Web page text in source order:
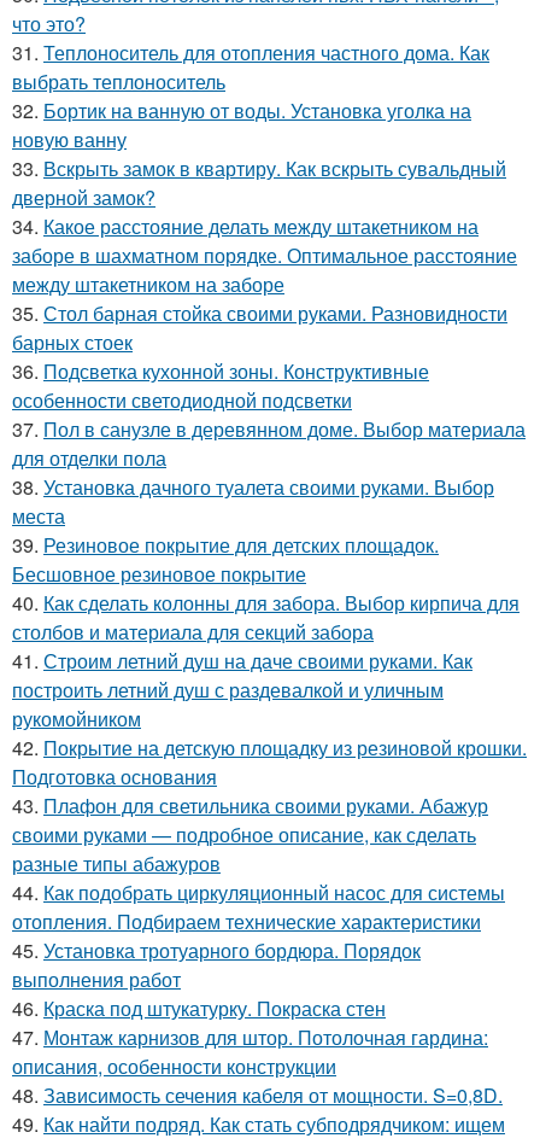
что это?
31. Теплоноситель для отопления частного дома. Как
выбрать теплоноситель
32. Бортик на ванную от воды. Установка уголка на
новую ванну
33. Вскрыть замок в квартиру. Как вскрыть сувальдный
дверной замок?
34. Какое расстояние делать между штакетником на
заборе в шахматном порядке. Оптимальное расстояние
между штакетником на заборе
35. Стол барная стойка своими руками. Разновидности
барных стоек
36. Подсветка кухонной зоны. Конструктивные
особенности светодиодной подсветки
37. Пол в санузле в деревянном доме. Выбор материала
для отделки пола
38. Установка дачного туалета своими руками. Выбор
места
39. Резиновое покрытие для детских площадок.
Бесшовное резиновое покрытие
40. Как сделать колонны для забора. Выбор кирпича для
столбов и материала для секций забора
41. Строим летний душ на даче своими руками. Как
построить летний душ с раздевалкой и уличным
рукомойником
42. Покрытие на детскую площадку из резиновой крошки.
Подготовка основания
43. Плафон для светильника своими руками. Абажур
своими руками — подробное описание, как сделать
разные типы абажуров
44. Как подобрать циркуляционный насос для системы
отопления. Подбираем технические характеристики
45. Установка тротуарного бордюра. Порядок
выполнения работ
46. Краска под штукатурку. Покраска стен
47. Монтаж карнизов для штор. Потолочная гардина:
описания, особенности конструкции
48. Зависимость сечения кабеля от мощности. S=0,8D.
49. Как найти подряд. Как стать субподрядчиком: ищем